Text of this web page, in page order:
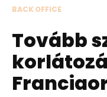
BACK OFFICE
Tovább